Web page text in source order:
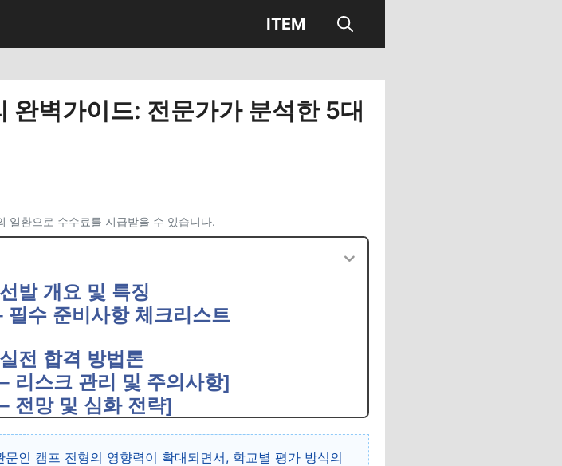
ITEM
완벽가이드: 전문가가 분석한 5대
일환으로 수수료를 지급받을 수 있습니다.
발 개요 및 특징
수 준비사항 체크리스트
전 합격 방법론
리스크 관리 및 주의사항]
전망 및 심화 전략]
인 캠프 전형의 영향력이 확대되면서, 학교별 평가 방식의